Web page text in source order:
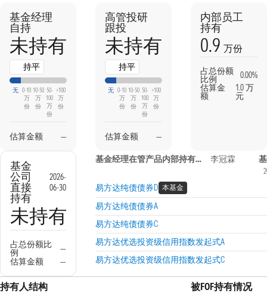
基金经理
自持
未持有
持平
无 0-10
万
份
10-50
万
份
50-
100
万
份
>100
万
份
估算金额 —
高管投研
跟投
未持有
持平
无 0-10
万
份
10-50
万
份
50-
100
万
份
>100
万
份
估算金额 —
内部员工
持有
0.9 万份
占总份额
比例
0.00%
估算金
额
1.0 万
元
基金
公司
直接
持有
2026-
06-30
未持有
占总份额比
例
—
估算金额
—
基金经理在管产品内部持有信息 李冠霖
易方达纯债债券D 本基金
易方达纯债债券A
易方达纯债债券C
易方达优选投资级信用指数发起式A
易方达优选投资级信用指数发起式C
持有人结构 被FOF持有情况